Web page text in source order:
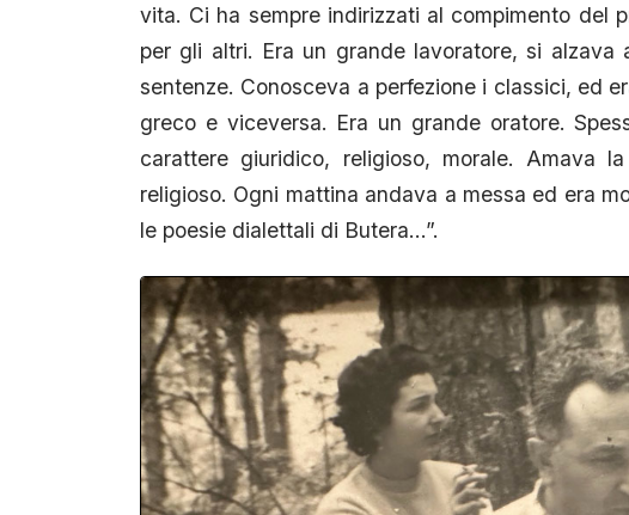
vita. Ci ha sempre indirizzati al compimento del
per gli altri. Era un grande lavoratore, si
sentenze. Conosceva a perfezione i classici, ed
greco e viceversa. Era un grande oratore.
carattere giuridico, religioso, morale. Amava
religioso. Ogni mattina andava a messa ed era
le poesie dialettali di Butera…”.